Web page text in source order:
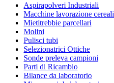
Aspirapolveri Industriali
Macchine lavorazione cereali
Mietitrebbie parcellari
Molini
Pulisci tubi
Selezionatrici Ottiche
Sonde preleva campioni
Parti di Ricambio
Bilance da laboratorio